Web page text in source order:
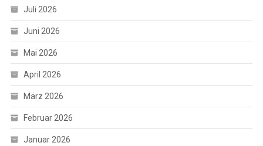
Juli 2026
Juni 2026
Mai 2026
April 2026
März 2026
Februar 2026
Januar 2026